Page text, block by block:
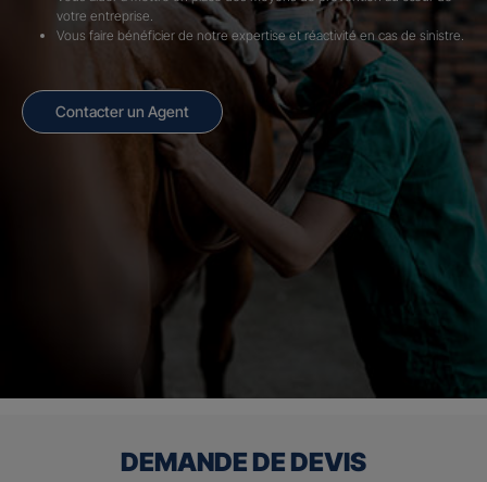
votre entreprise.
Vous faire bénéficier de notre expertise et réactivité en cas de sinistre.
Contacter un Agent
DEMANDE DE DEVIS